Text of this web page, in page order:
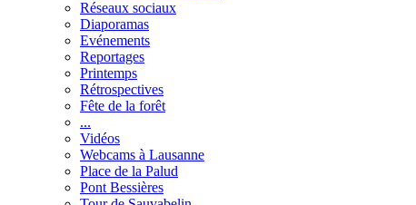
Réseaux sociaux
Diaporamas
Evénements
Reportages
Printemps
Rétrospectives
Fête de la forêt
...
Vidéos
Webcams à Lausanne
Place de la Palud
Pont Bessières